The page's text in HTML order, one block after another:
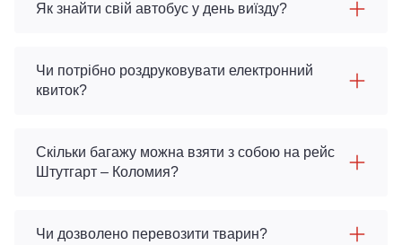
Як знайти свій автобус у день виїзду?
Чи потрібно роздруковувати електронний
квиток?
Скільки багажу можна взяти з собою на рейс
Штутгарт – Коломия?
Чи дозволено перевозити тварин?